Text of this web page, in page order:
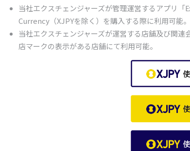
当社エクスチェンジャーズが管理運営するアプリ「
Currency（XJPYを除く）を購入する際に利用可能。
当社エクスチェンジャーズが運営する店舗及び関
店マークの表示がある店舗にて利用可能。